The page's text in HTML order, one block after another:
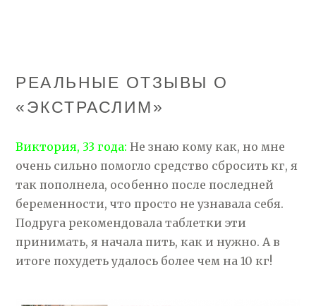
РЕАЛЬНЫЕ ОТЗЫВЫ О
«ЭКСТРАСЛИМ»
Виктория, 33 года:Не знаю кому как, но мне
очень сильно помогло средство сбросить кг, я
так пополнела, особенно после последней
беременности, что просто не узнавала себя.
Подруга рекомендовала таблетки эти
принимать, я начала пить, как и нужно. А в
итоге похудеть удалось более чем на 10 кг!